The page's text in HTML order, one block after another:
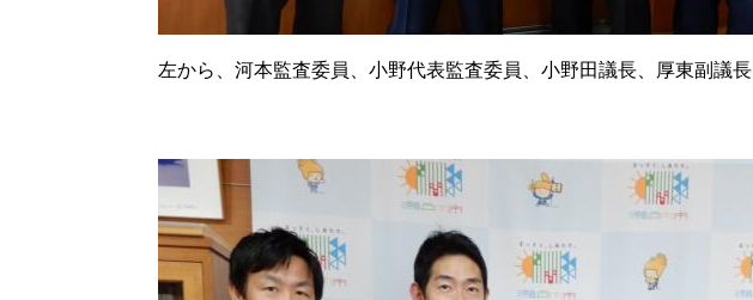
左から、河本監査委員、小野代表監査委員、小野田議長、厚東副議長